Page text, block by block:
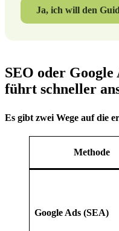
Ja, ich will den
SEO oder
führt schneller
Es gibt zwei Wege auf die
Methode
Google Ads (SEA)